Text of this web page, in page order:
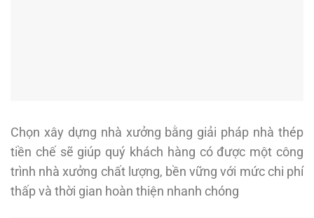
Chọn xây dựng nhà xưởng bằng giải pháp nhà thép
tiền chế sẽ giúp quý khách hàng có được một công
trình nhà xưởng chất lượng, bền vững với mức chi phí
thấp và thời gian hoàn thiện nhanh chóng